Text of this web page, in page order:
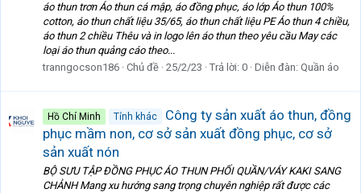
áo thun trơn Áo thun cá mập, áo đồng phục, áo lớp Áo thun 100%
cotton, áo thun chất liệu 35/65, áo thun chất liệu PE Áo thun 4 chiều,
áo thun 2 chiều Thêu và in logo lên áo thun theo yêu cầu May các
loại áo thun quảng cáo theo...
tranngocson186 Chủ đề 25/2/23 Trả lời: 0 Diễn đàn: Quần áo
Hồ Chí Minh Tỉnh khác
Công ty sản xuất áo thun, đồng
phục mầm non, cơ sở sản xuất đồng phục, cơ sở
sản xuất nón
BỘ SƯU TẬP ĐỒNG PHỤC ÁO THUN PHỐI QUẦN/VÁY KAKI SANG
CHẢNH Mang xu hướng sang trọng chuyên nghiệp rất được các